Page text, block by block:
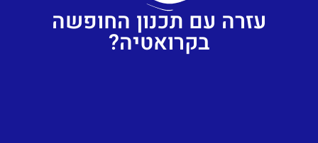
עזרה עם תכנון החופשה
בקרואטיה?